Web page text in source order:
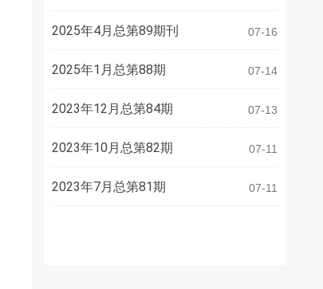
2025年4月总第89期刊 07-16
2025年1月总第88期 07-14
2023年12月总第84期 07-13
2023年10月总第82期 07-11
2023年7月总第81期 07-11